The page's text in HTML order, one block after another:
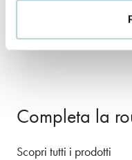
+ INCI
Completa la
Scopri tutti i prodotti